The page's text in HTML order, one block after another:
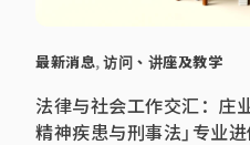
最新消息,访问、讲座及教学
法律与社会工作交汇：庄
精神疾患与刑事法」专业